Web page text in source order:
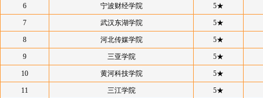
6 宁波财经学院 5★
7 武汉东湖学院 5★
8 河北传媒学院 5★
9 三亚学院 5★
10 黄河科技学院 5★
11 三江学院 5★